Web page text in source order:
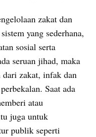
zakat dan
yang sederhana,
sosial serta
seruan jihad, maka
dari zakat, infak dan
Saat ada
atau
juga untuk
publik seperti